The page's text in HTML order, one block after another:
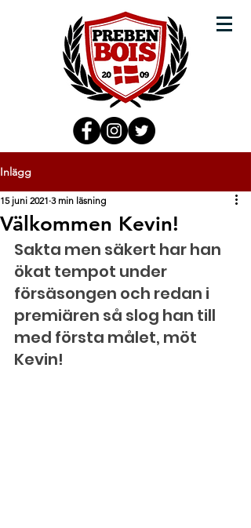
Inlägg
Välkommen Kevin!
15 juni 2021 3 min läsning
Sakta men säkert har han
ökat tempot under
försäsongen och redan i
premiären så slog han till
med första målet, möt
Kevin!